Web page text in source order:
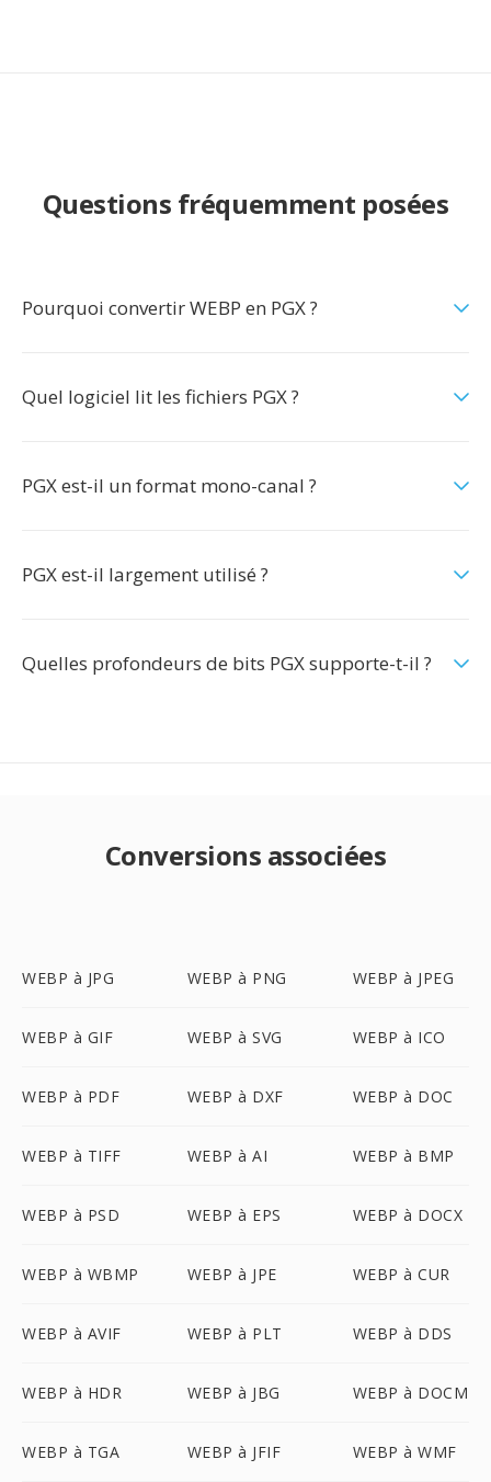
Questions fréquemment posées
Pourquoi convertir WEBP en PGX ?
Quel logiciel lit les fichiers PGX ?
PGX est-il un format mono-canal ?
PGX est-il largement utilisé ?
Quelles profondeurs de bits PGX supporte-t-il ?
Conversions associées
WEBP à JPG WEBP à PNG WEBP à JPEG
WEBP à GIF WEBP à SVG WEBP à ICO
WEBP à PDF WEBP à DXF WEBP à DOC
WEBP à TIFF WEBP à AI WEBP à BMP
WEBP à PSD WEBP à EPS WEBP à DOCX
WEBP à WBMP WEBP à JPE WEBP à CUR
WEBP à AVIF WEBP à PLT WEBP à DDS
WEBP à HDR WEBP à JBG WEBP à DOCM
WEBP à TGA WEBP à JFIF WEBP à WMF